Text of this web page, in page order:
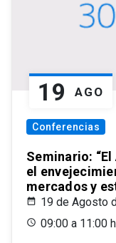
19 AGO
Conferencias
Seminario:
el
mercados y
19 de Agosto
09:00 a 11:00